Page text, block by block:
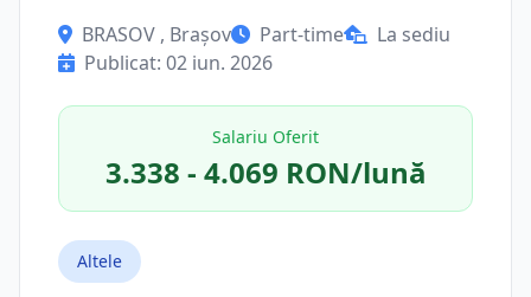
BRASOV , Brașov Part-time
La sediu
Publicat: 02 iun. 2026
Salariu Oferit
3.338 - 4.069 RON/lună
Altele